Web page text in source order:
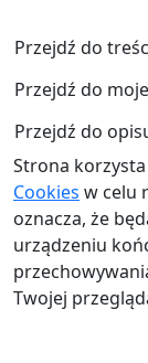
Przejdź do
Przejdź do
Przejdź do
Strona
Cookies w celu
oznacza, że
urządzeniu
Twojej